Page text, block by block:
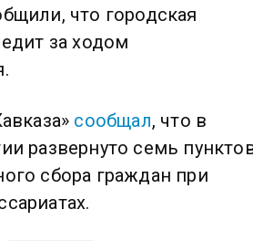
что городская
за ходом
сообщал, что в
развернуто семь
сбора граждан при